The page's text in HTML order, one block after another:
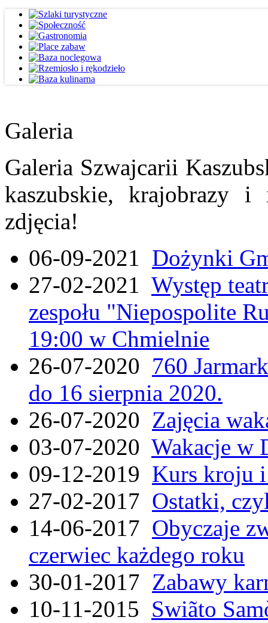
Galeria
Galeria Szwajcarii
kaszubskie, krajobrazy
zdjęcia!
06-09-2021 Dożynki
27-02-2021 Występ
zespołu "Niepospolite
19:00 w Chmielnie
26-07-2020 760
do 16 sierpnia 2020.
26-07-2020 Zajęcia
03-07-2020 Wakacje w
09-12-2019 Kurs kroju i
27-02-2017 Ostatki,
14-06-2017 Obyczaje
czerwiec każdego roku
30-01-2017 Zabawy
10-11-2015 Swiãto